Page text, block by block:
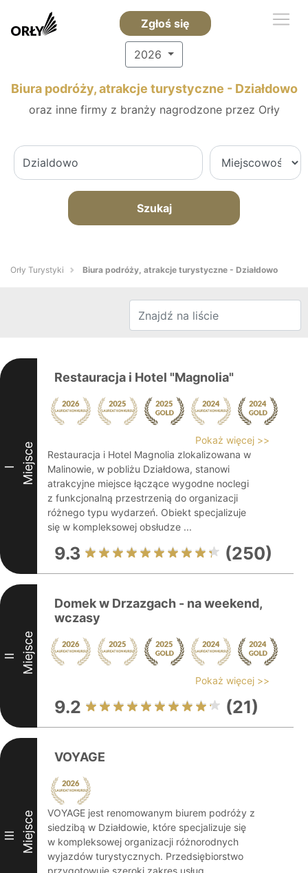
Zgłoś się
2026
Biura podróży, atrakcje turystyczne - Działdowo
oraz inne firmy z branży nagrodzone przez Orły
Szukaj
Orły Turystyki Biura podróży, atrakcje turystyczne - Działdowo
I Miejsce
Restauracja i Hotel "Magnolia"
Pokaż więcej >>
Restauracja i Hotel Magnolia zlokalizowana w
Malinowie, w pobliżu Działdowa, stanowi
atrakcyjne miejsce łączące wygodne noclegi
z funkcjonalną przestrzenią do organizacji
różnego typu wydarzeń. Obiekt specjalizuje
się w kompleksowej obsłudze ...
9.3 (250)
II Miejsce
Domek w Drzazgach - na weekend,
wczasy
Pokaż więcej >>
9.2 (21)
III Miejsce
VOYAGE
VOYAGE jest renomowanym biurem podróży z
siedzibą w Działdowie, które specjalizuje się
w kompleksowej organizacji różnorodnych
wyjazdów turystycznych. Przedsiębiorstwo
przygotowuje szeroki zakres usług